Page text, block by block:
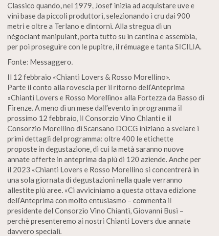
Classico quando, nel 1979, Josef inizia ad acquistare uve e
vini base da piccoli produttori, selezionando i cru dai 900
metri e oltre a Terlano e dintorni. Alla stregua di un
négociant manipulant, porta tutto su in cantina e assembla,
per poi proseguire con le pupitre, il rémuage e tanta SICILIA.
Fonte: Messaggero.
Il 12 febbraio «Chianti Lovers & Rosso Morellino».
Parte il conto alla rovescia per il ritorno dell’Anteprima
«Chianti Lovers e Rosso Morellino» alla Fortezza da Basso di
Firenze. A meno di un mese dall’evento in programma il
prossimo 12 febbraio, il Consorzio Vino Chianti e il
Consorzio Morellino di Scansano DOCG iniziano a svelare i
primi dettagli del programma: oltre 400 le etichette
proposte in degustazione, di cui la metà saranno nuove
annate offerte in anteprima da più di 120 aziende. Anche per
il 2023 «Chianti Lovers e Rosso Morellino si concentrerà in
una sola giornata di degustazioni nella quale verranno
allestite più aree. «Ci avviciniamo a questa ottava edizione
dell’Anteprima con molto entusiasmo – commenta il
presidente del Consorzio Vino Chianti, Giovanni Busi –
perchè presenteremo ai nostri Chianti Lovers due annate
davvero speciali.